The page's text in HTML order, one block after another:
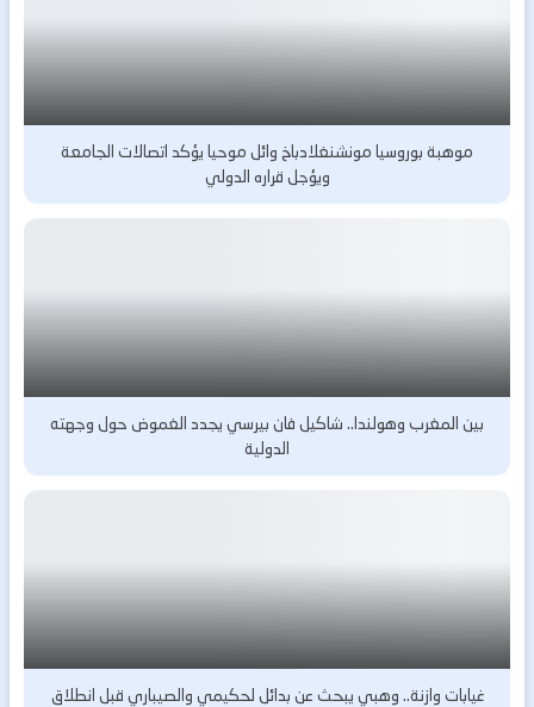
موهبة بوروسيا مونشنغلادباخ وائل موحيا يؤكد اتصالات الجامعة
ويؤجل قراره الدولي
بين المغرب وهولندا.. شاكيل فان بيرسي يجدد الغموض حول وجهته
الدولية
غيابات وازنة.. وهبي يبحث عن بدائل لحكيمي والصيباري قبل انطلاق